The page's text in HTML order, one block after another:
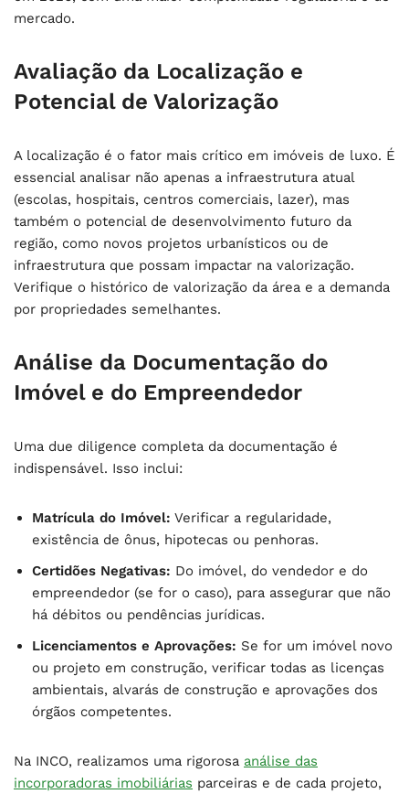
mercado.
Avaliação da Localização e
Potencial de Valorização
A localização é o fator mais crítico em imóveis de luxo. É
essencial analisar não apenas a infraestrutura atual
(escolas, hospitais, centros comerciais, lazer), mas
também o potencial de desenvolvimento futuro da
região, como novos projetos urbanísticos ou de
infraestrutura que possam impactar na valorização.
Verifique o histórico de valorização da área e a demanda
por propriedades semelhantes.
Análise da Documentação do
Imóvel e do Empreendedor
Uma due diligence completa da documentação é
indispensável. Isso inclui:
Matrícula do Imóvel: Verificar a regularidade,
existência de ônus, hipotecas ou penhoras.
Certidões Negativas: Do imóvel, do vendedor e do
empreendedor (se for o caso), para assegurar que não
há débitos ou pendências jurídicas.
Licenciamentos e Aprovações: Se for um imóvel novo
ou projeto em construção, verificar todas as licenças
ambientais, alvarás de construção e aprovações dos
órgãos competentes.
Na INCO, realizamos uma rigorosa análise das
incorporadoras imobiliárias parceiras e de cada projeto,